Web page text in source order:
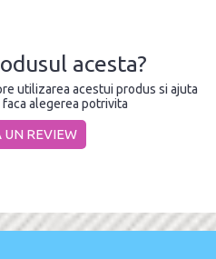
acesta?
utilizarea acestui produs si ajuta
alegerea potrivita
UN REVIEW